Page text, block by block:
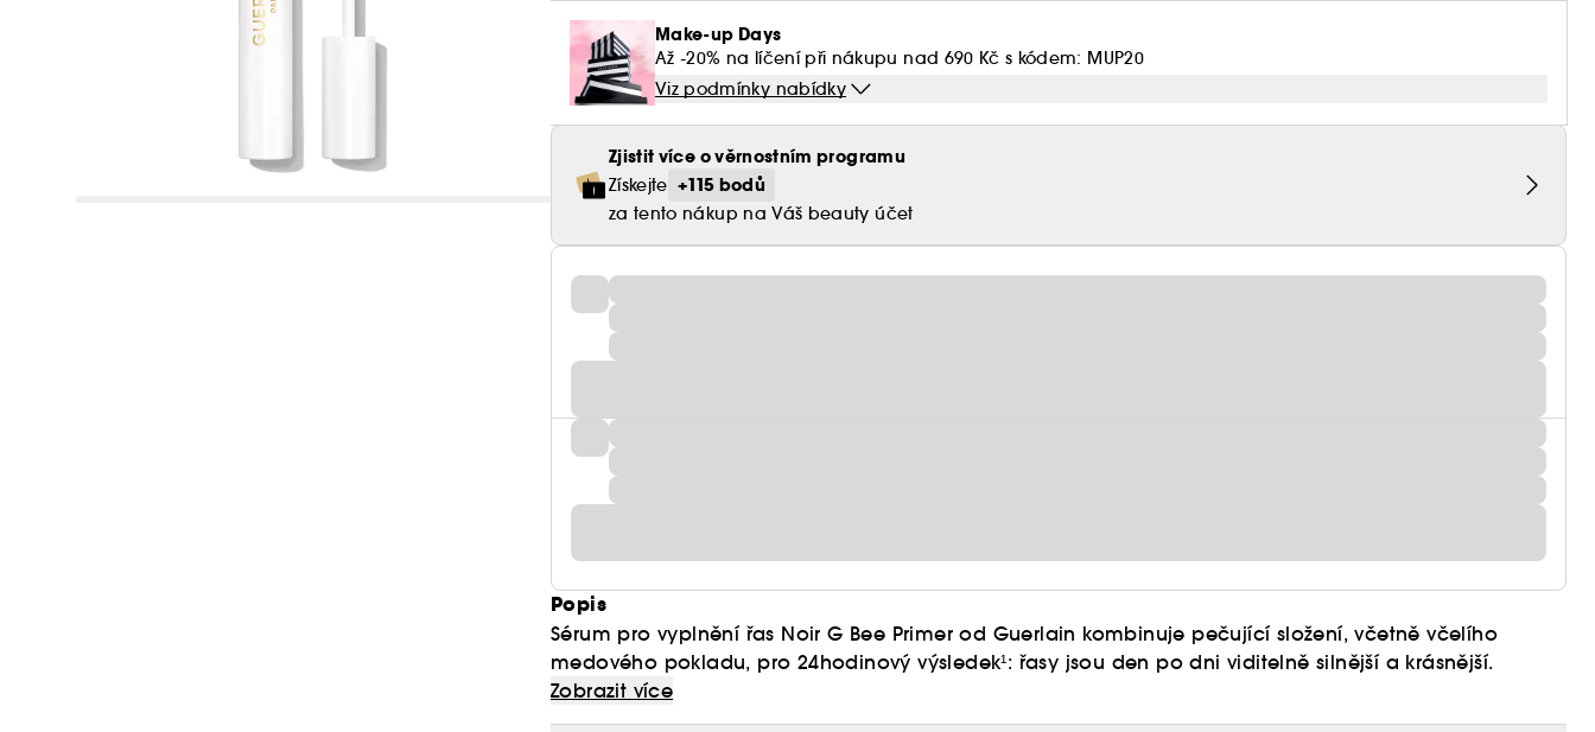
Make-up Days
Až -20% na líčení při nákupu nad 690 Kč s kódem: MUP20
Viz podmínky nabídky
Zjistit více o věrnostním programu
Získejte +115 bodů
za tento nákup na Váš beauty účet
Popis
Sérum pro vyplnění řas Noir G Bee Primer od Guerlain kombinuje pečující složení, včetně včelího
medového pokladu, pro 24hodinový výsledek¹: řasy jsou den po dni viditelně silnější a krásnější.
Jeho pečující složení pokrývá řasy jednu po druhé, připravuje je na líčení a nabízí jim trojí účinek pro
objem, natočení a délku. Díky zahnutě tvarovanému kartáčku se okraje řas rozvlní a vytvoří 360° efekt.
Zobrazit více